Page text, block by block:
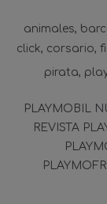
animales
click corsario
pirata
PLAYMOBIL
REVISTA